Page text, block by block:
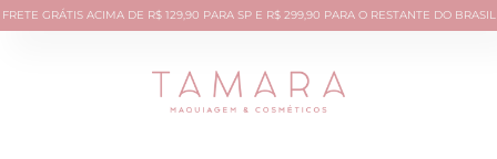
FRETE GRÁTIS ACIMA DE R$ 129,90 PARA SP E R$ 299,90 PARA O RESTANTE DO BRASIL